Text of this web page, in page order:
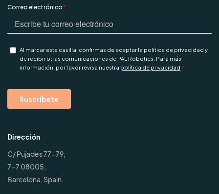
Dirección
C/ Pujades 77-79,
7-7 08005,
Barcelona, Spain.